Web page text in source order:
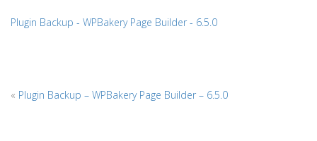
Plugin Backup - WPBakery Page Builder - 6.5.0
« Plugin Backup – WPBakery Page Builder – 6.5.0